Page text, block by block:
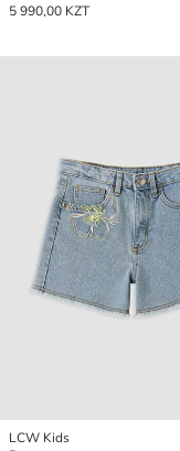
5 990,00 KZT
LCW Kids